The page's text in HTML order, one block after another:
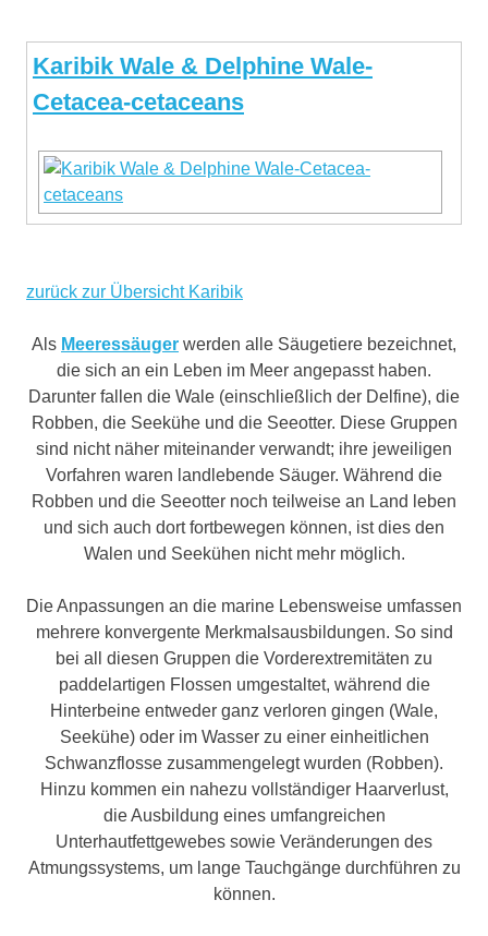
Karibik Wale & Delphine Wale-
Cetacea-cetaceans
zurück zur Übersicht Karibik
Als Meeressäuger werden alle Säugetiere bezeichnet,
die sich an ein Leben im Meer angepasst haben.
Darunter fallen die Wale (einschließlich der Delfine), die
Robben, die Seekühe und die Seeotter. Diese Gruppen
sind nicht näher miteinander verwandt; ihre jeweiligen
Vorfahren waren landlebende Säuger. Während die
Robben und die Seeotter noch teilweise an Land leben
und sich auch dort fortbewegen können, ist dies den
Walen und Seekühen nicht mehr möglich.
Die Anpassungen an die marine Lebensweise umfassen
mehrere konvergente Merkmalsausbildungen. So sind
bei all diesen Gruppen die Vorderextremitäten zu
paddelartigen Flossen umgestaltet, während die
Hinterbeine entweder ganz verloren gingen (Wale,
Seekühe) oder im Wasser zu einer einheitlichen
Schwanzflosse zusammengelegt wurden (Robben).
Hinzu kommen ein nahezu vollständiger Haarverlust,
die Ausbildung eines umfangreichen
Unterhautfettgewebes sowie Veränderungen des
Atmungssystems, um lange Tauchgänge durchführen zu
können.